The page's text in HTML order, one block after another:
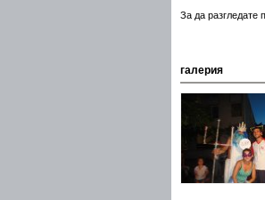
За да разгледате
галерия